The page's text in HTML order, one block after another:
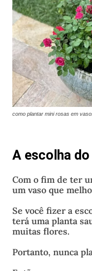
como plantar mini rosas em
A escolha
Com o fim de ter
um vaso que
Se você fizer a
terá uma planta
muitas flores.
Portanto, nunca